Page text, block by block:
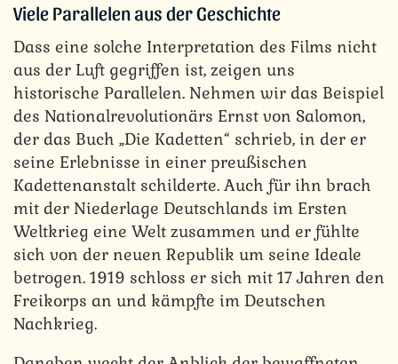
Viele Parallelen aus der Geschichte
Dass eine solche Interpretation des Films nicht
aus der Luft gegriffen ist, zeigen uns
historische Parallelen. Nehmen wir das Beispiel
des Nationalrevolutionärs Ernst von Salomon,
der das Buch „Die Kadetten“ schrieb, in der er
seine Erlebnisse in einer preußischen
Kadettenanstalt schilderte. Auch für ihn brach
mit der Niederlage Deutschlands im Ersten
Weltkrieg eine Welt zusammen und er fühlte
sich von der neuen Republik um seine Ideale
betrogen. 1919 schloss er sich mit 17 Jahren den
Freikorps an und kämpfte im Deutschen
Nachkrieg.